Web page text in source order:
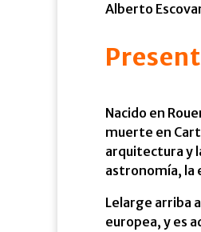
Alberto
Nacido en
muerte en
arquitectura y
astronomía, la
Lelarge arriba
europea, y es